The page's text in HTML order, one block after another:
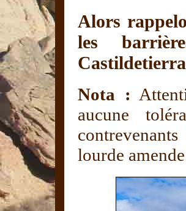
Alors
les
Nota :
aucune
lourde